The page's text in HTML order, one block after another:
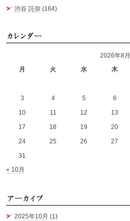
渋谷 託弥 (164)
2026年8月
月
火 水 木
3
4 5 6
10
11 12 13
17
18 19 20
24
25 26 27
31
« 10月
2025年10月 (1)